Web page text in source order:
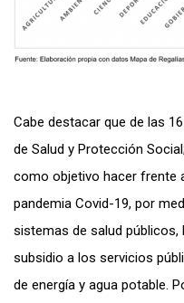
Cabe destacar que de las
de Salud y Protección
como objetivo hacer frente
pandemia Covid-19, por
sistemas de salud públicos,
subsidio a los servicios
de energía y agua potable.